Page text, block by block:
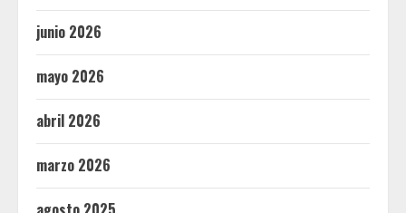
junio 2026
mayo 2026
abril 2026
marzo 2026